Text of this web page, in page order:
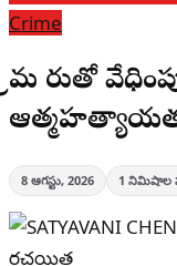
Crime
ప్రేమ పేరుతో
8 ఆగస్టు, 2026 1 నిమిషాల
రచయిత